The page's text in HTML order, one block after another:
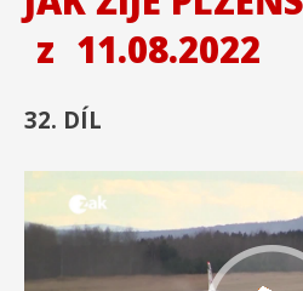
z 11.08.2022
32. DÍL